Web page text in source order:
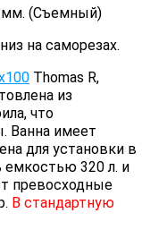
мм. (Съемный)
на саморезах.
Thomas R,
из
что
Ванна имеет
для установки в
емкостью 320 л. и
превосходные
В стандартную